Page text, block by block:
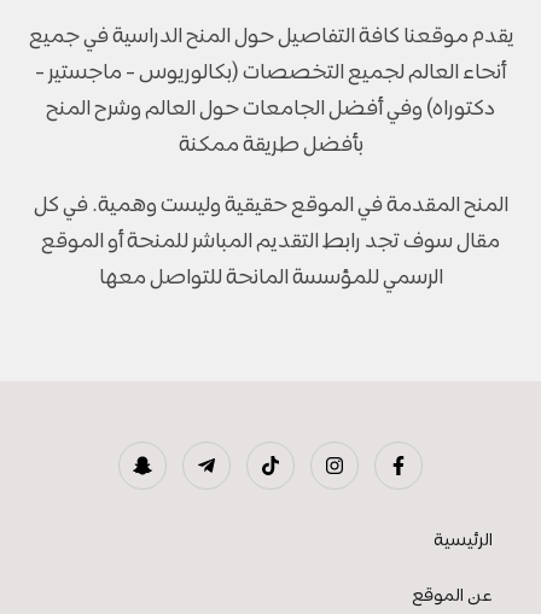
يقدم موقعنا كافة التفاصيل حول المنح الدراسية في جميع
أنحاء العالم لجميع التخصصات (بكالوريوس - ماجستير -
دكتوراه) وفي أفضل الجامعات حول العالم وشرح المنح
بأفضل طريقة ممكنة
المنح المقدمة في الموقع حقيقية وليست وهمية. في كل
مقال سوف تجد رابط التقديم المباشر للمنحة أو الموقع
الرسمي للمؤسسة المانحة للتواصل معها
الرئيسية
عن الموقع